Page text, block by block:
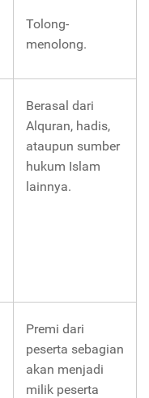
Tolong-
menolong.
Berasal dari
Alquran, hadis,
ataupun sumber
hukum Islam
lainnya.
Premi dari
peserta sebagian
akan menjadi
milik peserta